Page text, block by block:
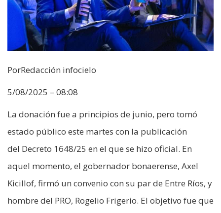
PorRedacción infocielo
5/08/2025 – 08:08
La donación fue a principios de junio, pero tomó
estado público este martes con la publicación
del Decreto 1648/25 en el que se hizo oficial. En
aquel momento, el gobernador bonaerense, Axel
Kicillof, firmó un convenio con su par de Entre Ríos, y
hombre del PRO, Rogelio Frigerio. El objetivo fue que